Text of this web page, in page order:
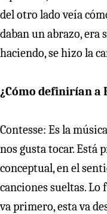
del otro lado veía
daban un abrazo, era
haciendo, se hizo la
¿Cómo definirían a
Contesse: Es la
nos gusta tocar. Está
conceptual, en el
canciones sueltas. Lo
va primero, esta va